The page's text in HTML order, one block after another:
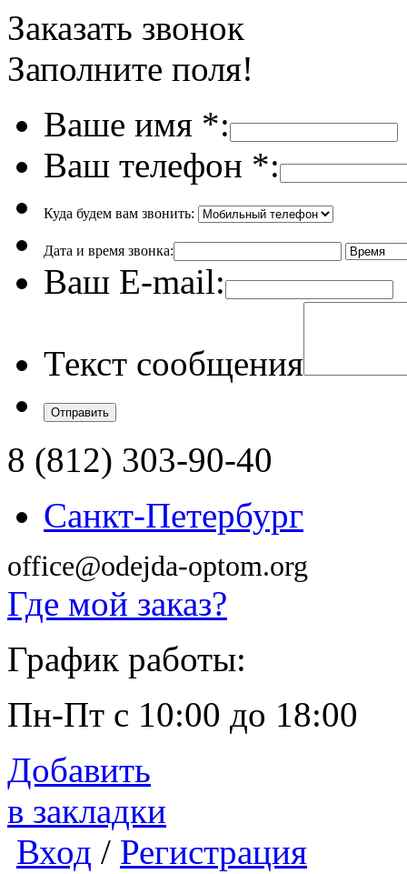
Заказать звонок
Заполните поля!
Ваше имя *:
Ваш телефон *:
Куда будем вам звонить:
Дата и время звонка:
Ваш E-mail:
Текст сообщения
8 (812) 303-90-40
Санкт-Петербург
office@odejda-optom.org
Где мой заказ?
График работы:
Пн-Пт с 10:00 до 18:00
Добавить
в закладки
Вход / Регистрация